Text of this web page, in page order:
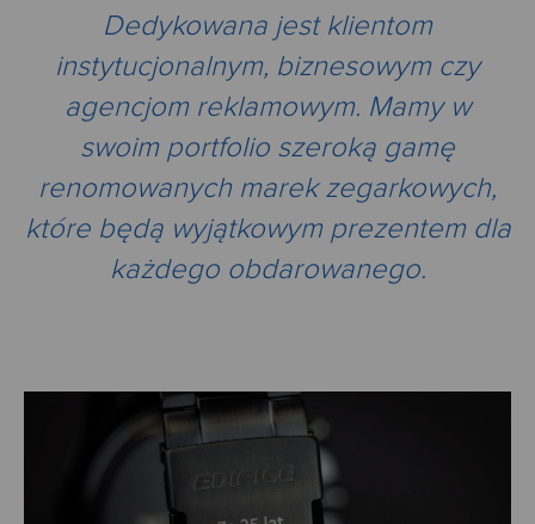
Dedykowana jest klientom
instytucjonalnym, biznesowym czy
agencjom reklamowym. Mamy w
swoim portfolio szeroką gamę
renomowanych marek zegarkowych,
które będą wyjątkowym prezentem dla
każdego obdarowanego.